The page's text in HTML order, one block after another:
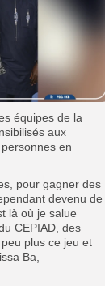
équipes de la
aux
en
pour gagner des
devenu de
là où je salue
CEPIAD, des
plus ce jeu et
Ba,